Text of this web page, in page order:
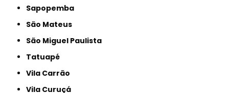
Sapopemba
São Mateus
São Miguel Paulista
Tatuapé
Vila Carrão
Vila Curuçá